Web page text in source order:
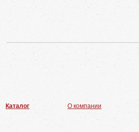
Каталог О компании